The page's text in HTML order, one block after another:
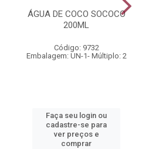
ÁGUA DE COCO SOCOCO
200ML
Código: 9732
Embalagem: UN-1- Múltiplo: 2
Faça seu login ou
cadastre-se para
ver preços e
comprar